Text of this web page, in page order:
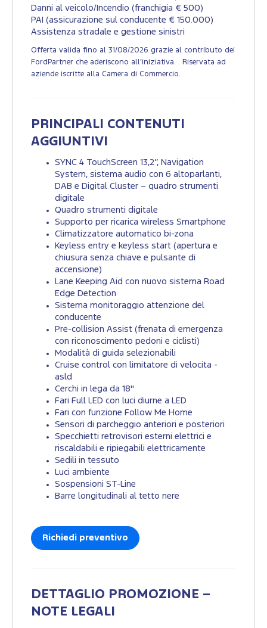
Danni al veicolo/Incendio (franchigia € 500)
PAI (assicurazione sul conducente € 150.000)
Assistenza stradale e gestione sinistri
Offerta valida fino al 31/08/2026 grazie al contributo dei
FordPartner che aderiscono all’iniziativa. . Riservata ad
aziende iscritte alla Camera di Commercio.
PRINCIPALI CONTENUTI
AGGIUNTIVI
SYNC 4 TouchScreen 13,2’’, Navigation
System, sistema audio con 6 altoparlanti,
DAB e Digital Cluster – quadro strumenti
digitale
Quadro strumenti digitale
Supporto per ricarica wireless Smartphone
Climatizzatore automatico bi-zona
Keyless entry e keyless start (apertura e
chiusura senza chiave e pulsante di
accensione)
Lane Keeping Aid con nuovo sistema Road
Edge Detection
Sistema monitoraggio attenzione del
conducente
Pre-collision Assist (frenata di emergenza
con riconoscimento pedoni e ciclisti)
Modalità di guida selezionabili
Cruise control con limitatore di velocita -
asld
Cerchi in lega da 18''
Fari Full LED con luci diurne a LED
Fari con funzione Follow Me Home
Sensori di parcheggio anteriori e posteriori
Specchietti retrovisori esterni elettrici e
riscaldabili e ripiegabili elettricamente
Sedili in tessuto
Luci ambiente
Sospensioni ST-Line
Barre longitudinali al tetto nere
Richiedi preventivo
DETTAGLIO PROMOZIONE –
NOTE LEGALI